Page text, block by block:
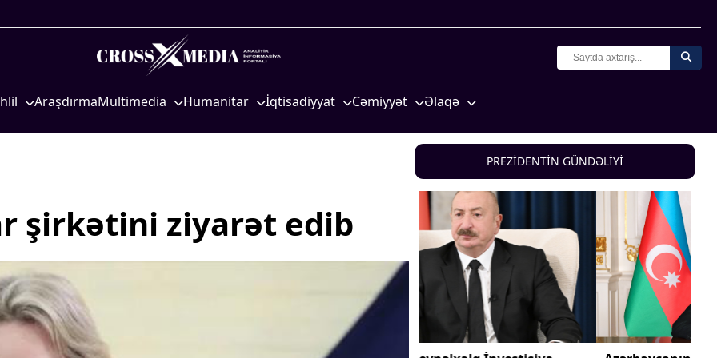
AraşdırmaMultimedia Humanitar
Mədəniyyətimizin Zəfəri
Zəfər Diasporu
İqtisadiyyat
Kənd təsərrüfatı
Hərbi sənaye
Telekommunikasiya və
Cəmiyyət
Məhkəmə və hüquq
Gənclər və İdman
Media və QHT
Hadisə
Əlaqə
şirkətini ziyarət edib
PREZİDENTİN GÜNDƏLİYİ